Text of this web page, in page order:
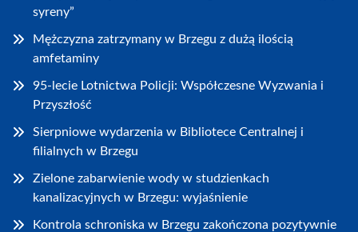
syreny”
Mężczyzna zatrzymany w Brzegu z dużą ilością
amfetaminy
95-lecie Lotnictwa Policji: Współczesne Wyzwania i
Przyszłość
Sierpniowe wydarzenia w Bibliotece Centralnej i
filialnych w Brzegu
Zielone zabarwienie wody w studzienkach
kanalizacyjnych w Brzegu: wyjaśnienie
Kontrola schroniska w Brzegu zakończona pozytywnie